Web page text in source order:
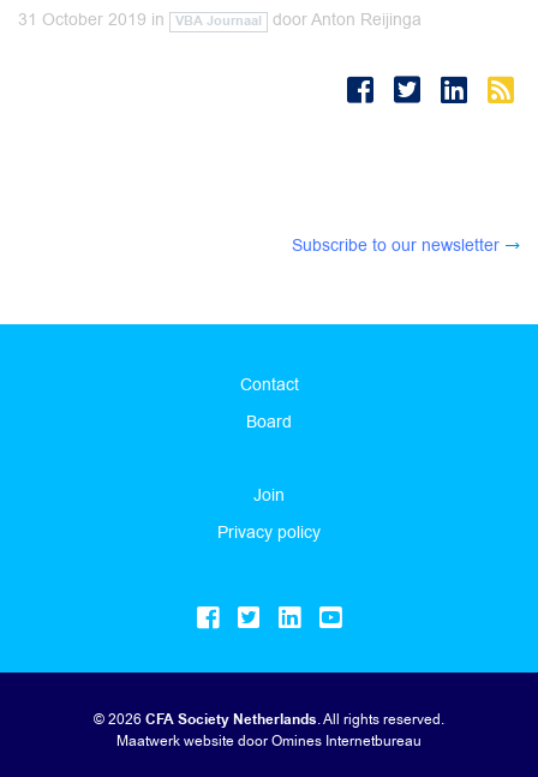
31 October 2019 in VBA Journaal doorAnton Reijinga
Subscribe to our newsletter
Contact
Board
Join
Privacy policy
© 2026 CFA Society Netherlands. All rights reserved.
Maatwerk websitedoor Omines Internetbureau